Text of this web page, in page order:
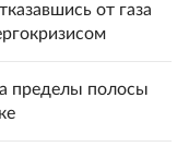
от газа
пределы полосы